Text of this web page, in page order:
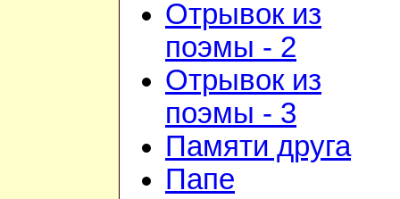
Отрывок из
поэмы - 2
Отрывок из
поэмы - 3
Памяти друга
Папе